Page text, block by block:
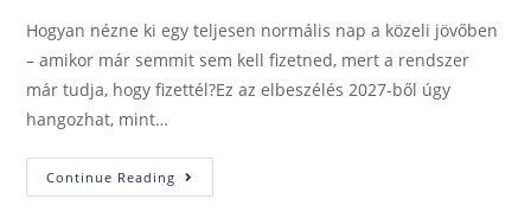
Hogyan nézne ki egy teljesen normális nap a közeli jövőben
– amikor már semmit sem kell fizetned, mert a rendszer
már tudja, hogy fizettél?Ez az elbeszélés 2027-ből úgy
hangozhat, mint…
Continue Reading